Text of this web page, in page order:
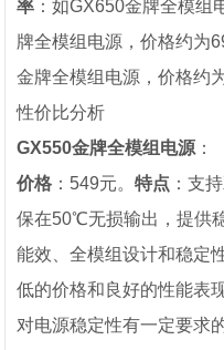
率 ：如GX650金牌全模
牌全模组电源，价格约为
金牌全模组电源，价格约
性价比分析
GX550金牌全模组电源 ：
价格 ：549元。特点 ：支
保在50℃无损输出，提供
能效、全模组设计和稳定
低的价格和良好的性能表
对电源稳定性有一定要求